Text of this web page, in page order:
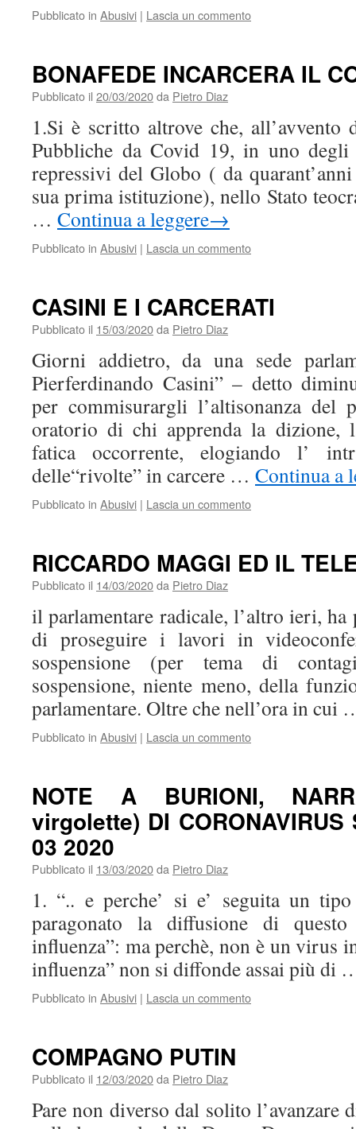
Pubblicato in Abusivi | Lascia un commento
BONAFEDE INCARCERA IL
Pubblicato il 20/03/2020da Pietro Diaz
1.Si è scritto altrove che,
Pubbliche da Covid 19, in uno
repressivi del Globo ( da
sua prima istituzione), nello Stato
… Continua a leggere→
Pubblicato in Abusivi | Lascia un commento
CASINI E I CARCERATI
Pubblicato il 15/03/2020da Pietro Diaz
Giorni addietro, da una sede
Pierferdinando Casini” – detto
per commisurargli l’altisonanza del
oratorio di chi apprenda la dizione,
fatica occorrente, elogiando l’
delle“rivolte” in carcere … Continua a
Pubblicato in Abusivi | Lascia un commento
RICCARDO MAGGI ED IL
Pubblicato il 14/03/2020da Pietro Diaz
il parlamentare radicale, l’altro ieri,
di proseguire i lavori in
sospensione (per tema di
sospensione, niente meno, della
parlamentare. Oltre che nell’ora in
Pubblicato in Abusivi | Lascia un commento
NOTE A BURIONI,
virgolette) DI
03 2020
Pubblicato il 13/03/2020da Pietro Diaz
1. “.. e perche’ si e’ seguita un
paragonato la diffusione di
influenza”: ma perchè, non è un virus
influenza” non si diffonde assai più di
Pubblicato in Abusivi | Lascia un commento
COMPAGNO PUTIN
Pubblicato il 12/03/2020da Pietro Diaz
Pare non diverso dal solito l’avanzare